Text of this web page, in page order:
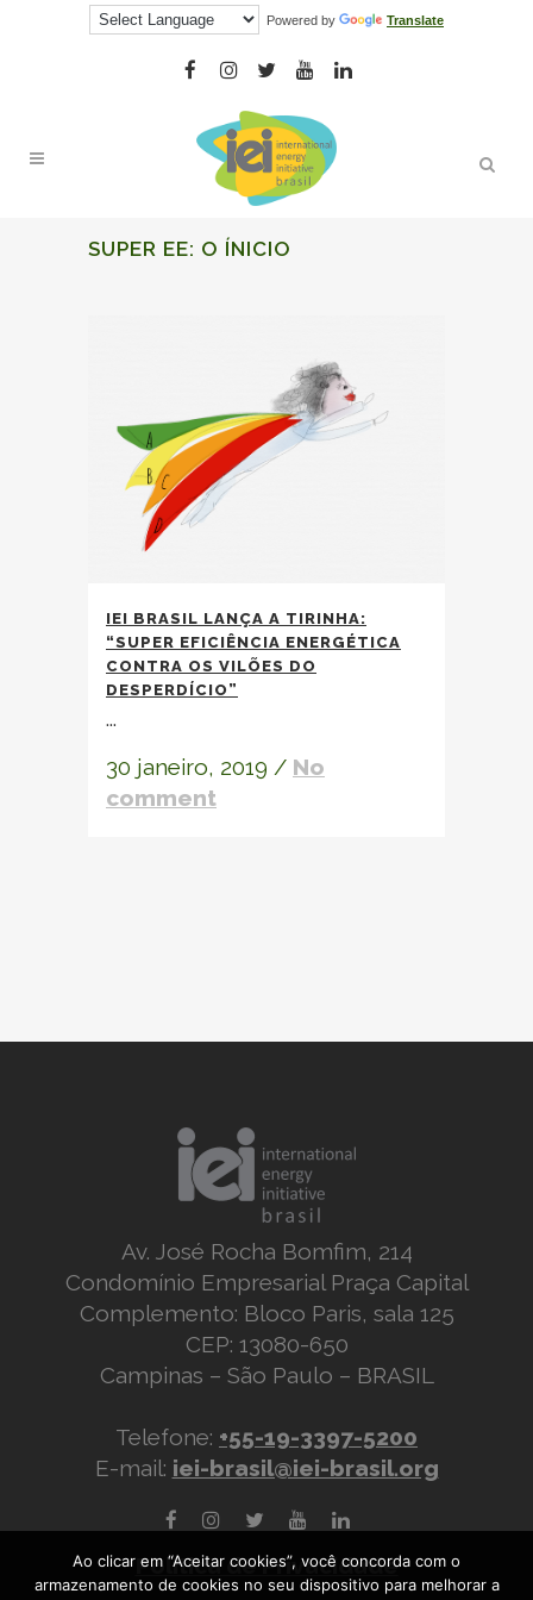
Powered by Translate
SUPER EE: O ÍNICIO
IEI BRASIL LANÇA A TIRINHA:
“SUPER EFICIÊNCIA ENERGÉTICA
CONTRA OS VILÕES DO
DESPERDÍCIO”
...
30 janeiro, 2019 / No
comment
Av. José Rocha Bomfim, 214
Condomínio Empresarial Praça Capital
Complemento: Bloco Paris, sala 125
CEP: 13080-650
Campinas – São Paulo – BRASIL
Telefone: +55-19-3397-5200
E-mail: iei-brasil@iei-brasil.org
Política de Privacidade
Ao clicar em “Aceitar cookies”, você concorda com o
armazenamento de cookies no seu dispositivo para melhorar a